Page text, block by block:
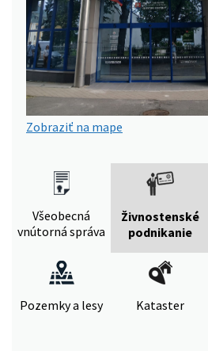
Zobraziť na mape
Všeobecná
vnútorná správa
Živnostenské
podnikanie
Pozemky a lesy Kataster